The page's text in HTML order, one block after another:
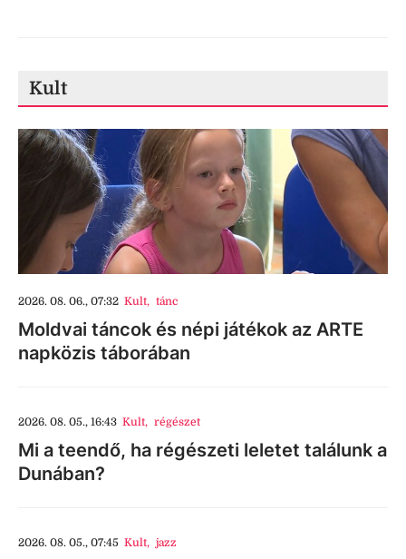
Kult
2026. 08. 06., 07:32 Kult, tánc
Moldvai táncok és népi játékok az ARTE
napközis táborában
2026. 08. 05., 16:43 Kult, régészet
Mi a teendő, ha régészeti leletet találunk a
Dunában?
2026. 08. 05., 07:45 Kult, jazz